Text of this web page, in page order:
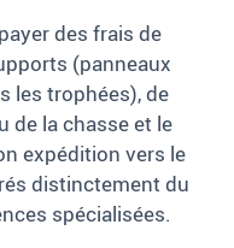
des frais de
(panneaux
les trophées), de
de la chasse et le
expédition vers le
distinctement du
spécialisées.